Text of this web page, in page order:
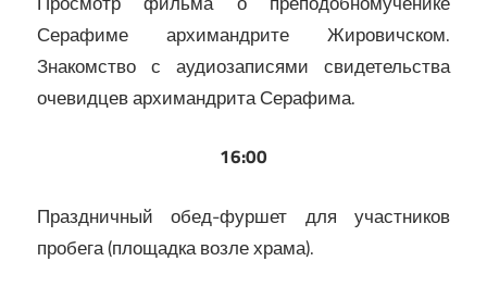
Серафиме архимандрите Жировичском.
Знакомство с аудиозаписями свидетельства
очевидцев архимандрита Серафима.
16:00
Праздничный обед-фуршет для участников
пробега (площадка возле храма).